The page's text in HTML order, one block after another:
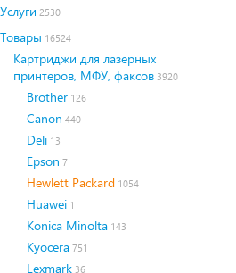
Услуги 2530
Товары 16524
Картриджи для лазерных
принтеров, МФУ, факсов 3920
Brother 126
Canon 440
Deli 13
Epson 7
Hewlett Packard 1054
Huawei 1
Konica Minolta 143
Kyocera 751
Lexmark 36